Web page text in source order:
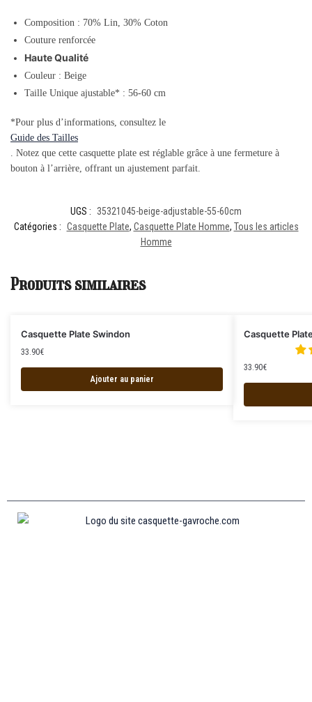
Composition : 70% Lin, 30% Coton
Couture renforcée
Haute Qualité
Couleur : Beige
Taille Unique ajustable* : 56-60 cm
*Pour plus d’informations, consultez le
Guide des Tailles
. Notez que cette casquette plate est réglable grâce à une fermeture à
bouton à l’arrière, offrant un ajustement parfait.
UGS :
35321045-beige-adjustable-55-60cm
Catégories : Casquette Plate, Casquette Plate Homme, Tous les articles
Homme
Produits similaires
Casquette Plate Swindon
33.90€
Ajouter au panier
Casquette
33.90€